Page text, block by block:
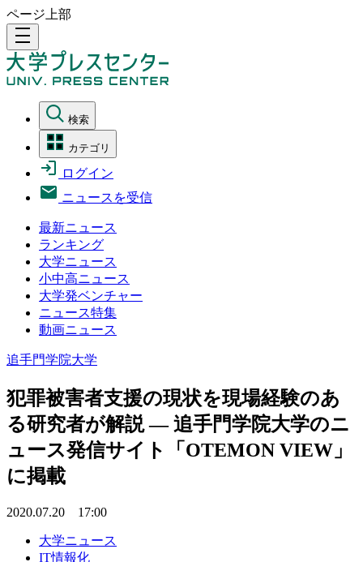
ページ上部
density_medium
検索
カテゴリ
ログイン
ニュースを受信
最新ニュース
ランキング
大学ニュース
小中高ニュース
大学発ベンチャー
ニュース特集
動画ニュース
追手門学院大学
犯罪被害者支援の現状を現場経験のあ
る研究者が解説 — 追手門学院大学のニ
ュース発信サイト「OTEMON VIEW」
に掲載
2020.07.20 17:00
大学ニュース
IT情報化